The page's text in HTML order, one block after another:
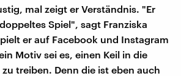
mal zeigt er Verständnis. "Er
Spiel", sagt Franziska
er auf Facebook und Instagram
Motiv sei es, einen Keil in die
treiben. Denn die ist eben auch